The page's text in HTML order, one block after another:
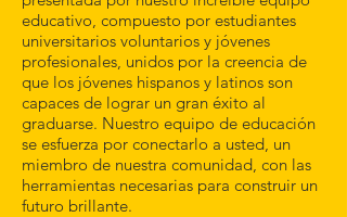
educativo, compuesto por estudiantes
universitarios voluntarios y jóvenes
profesionales, unidos por la creencia de
que los jóvenes hispanos y latinos son
capaces de lograr un gran éxito al
graduarse. Nuestro equipo de educación
se esfuerza por conectarlo a usted, un
miembro de nuestra comunidad, con las
herramientas necesarias para construir un
futuro brillante.